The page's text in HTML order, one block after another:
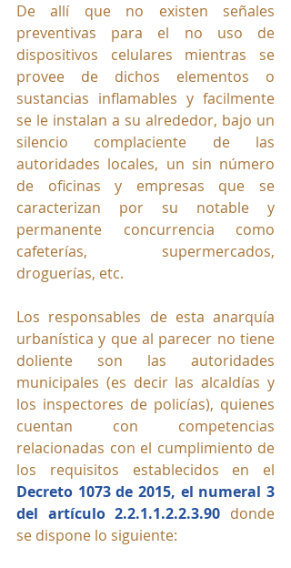
De allí que no existen señales
preventivas para el no uso de
dispositivos celulares mientras se
provee de dichos elementos o
sustancias inflamables y facilmente
se le instalan a su alrededor, bajo un
silencio complaciente de las
autoridades locales, un sin número
de oficinas y empresas que se
caracterizan por su notable y
permanente concurrencia como
cafeterías, supermercados,
droguerías, etc.
Los responsables de esta anarquía
urbanística y que al parecer no tiene
doliente son las autoridades
municipales (es decir las alcaldías y
los inspectores de policías), quienes
cuentan con competencias
relacionadas con el cumplimiento de
Decreto 1073 de 2015, el numeral 3
del artículo 2.2.1.1.2.2.3.90 donde
se dispone lo siguiente: